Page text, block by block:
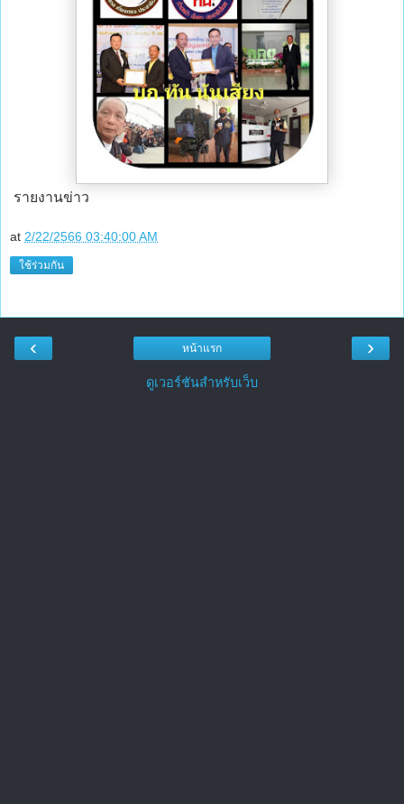
รายงานข่าว
at 2/22/2566 03:40:00 AM
ใช้ร่วมกัน
‹ ›
หน้าแรก
ดูเวอร์ชันสำหรับเว็บ